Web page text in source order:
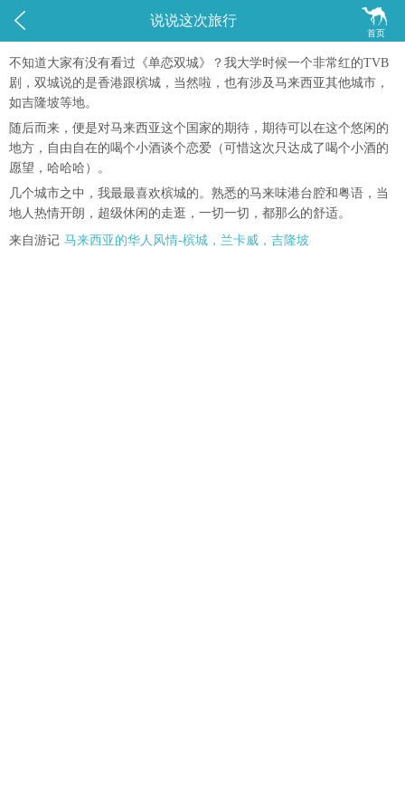
 
首页
说说这次旅行
不知道大家有没有看过《单恋双城》？我大学时候一个非常红的TVB
剧，双城说的是香港跟槟城，当然啦，也有涉及马来西亚其他城市，
如吉隆坡等地。
随后而来，便是对马来西亚这个国家的期待，期待可以在这个悠闲的
地方，自由自在的喝个小酒谈个恋爱（可惜这次只达成了喝个小酒的
愿望，哈哈哈）。
几个城市之中，我最最喜欢槟城的。熟悉的马来味港台腔和粤语，当
地人热情开朗，超级休闲的走逛，一切一切，都那么的舒适。
来自游记 马来西亚的华人风情-槟城，兰卡威，吉隆坡